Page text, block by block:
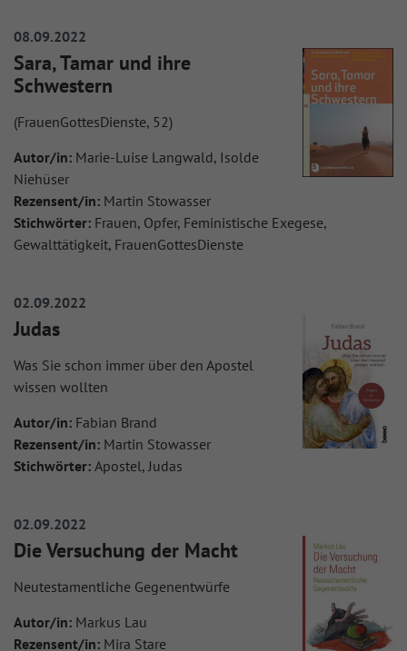
08.09.2022
Sara, Tamar und ihre
Schwestern
(FrauenGottesDienste, 52)
Autor/in: Marie-Luise Langwald, Isolde
Niehüser
Rezensent/in: Martin Stowasser
Stichwörter: Frauen, Opfer, Feministische Exegese,
Gewalttätigkeit, FrauenGottesDienste
02.09.2022
Judas
Was Sie schon immer über den Apostel
wissen wollten
Autor/in: Fabian Brand
Rezensent/in: Martin Stowasser
Stichwörter: Apostel, Judas
02.09.2022
Die Versuchung der Macht
Neutestamentliche Gegenentwürfe
Autor/in: Markus Lau
Rezensent/in: Mira Stare